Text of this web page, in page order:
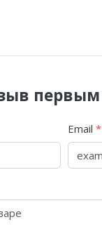
первым
Email *